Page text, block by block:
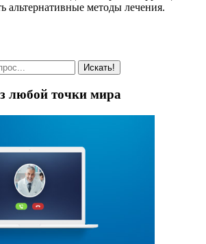
альтернативные методы лечения.
Искать!
любой точки мира